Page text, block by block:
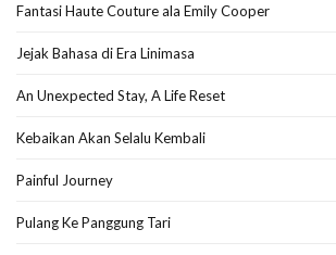
Fantasi Haute Couture ala Emily Cooper
Jejak Bahasa di Era Linimasa
An Unexpected Stay, A Life Reset
Kebaikan Akan Selalu Kembali
Painful Journey
Pulang Ke Panggung Tari